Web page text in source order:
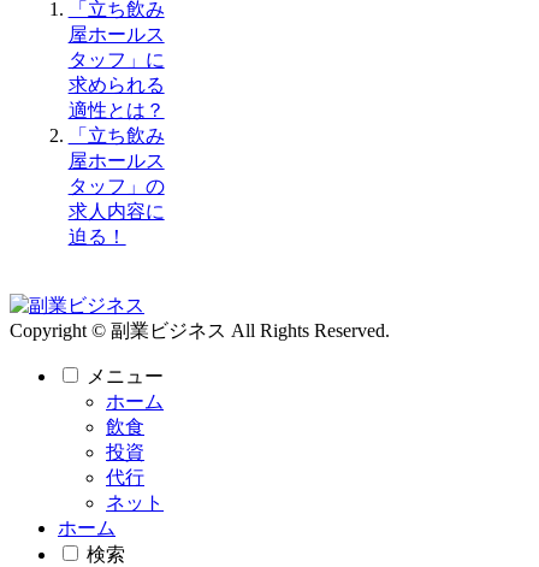
「立ち飲み
屋ホールス
タッフ」に
求められる
適性とは？
「立ち飲み
屋ホールス
タッフ」の
求人内容に
迫る！
Copyright © 副業ビジネス All Rights Reserved.
メニュー
ホーム
飲食
投資
代行
ネット
ホーム
検索